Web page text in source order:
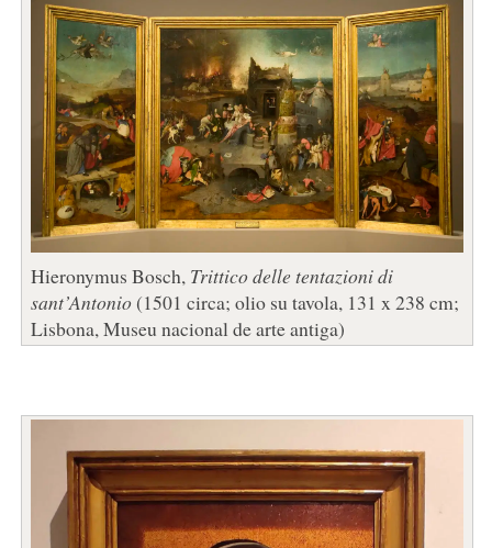
Hieronymus Bosch, Trittico delle tentazioni di
sant’Antonio(1501 circa; olio su tavola, 131 x 238 cm;
Lisbona, Museu nacional de arte antiga)